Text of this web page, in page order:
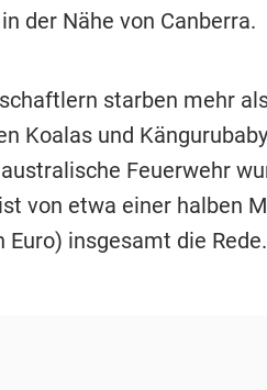
der Nähe von Canberra.
starben mehr
Koalas und
Feuerwehr
von etwa einer halben
insgesamt die Rede.